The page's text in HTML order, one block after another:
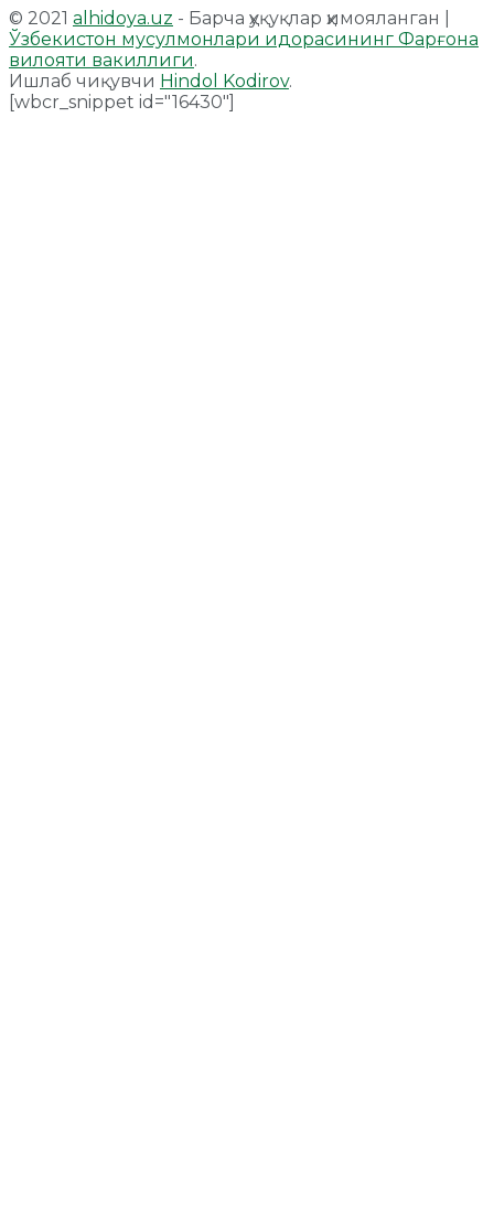
© 2021 alhidoya.uz - Барча ҳуқуқлар ҳимояланган |
Ўзбекистон мусулмонлари идорасининг Фарғона
вилояти вакиллиги.
Ишлаб чиқувчи Hindol Kodirov.
[wbcr_snippet id="16430"]